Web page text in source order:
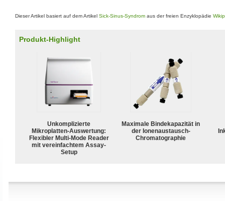
Dieser Artikel basiert auf dem Artikel Sick-Sinus-Syndrom aus der freien Enzyklopädie
Produkt-Highlight
Unkomplizierte
Mikroplatten-Auswertung:
Flexibler Multi-Mode Reader
mit vereinfachtem Assay-
Setup
Maximale Bindekapazität in
der Ionenaustausch-
Chromatographie